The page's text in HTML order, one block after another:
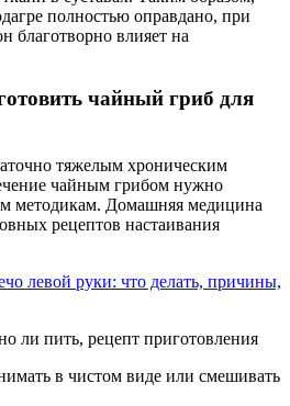
полностью оправдано, при
благотворно влияет на
чайный гриб для
тяжелым хроническим
чайным грибом нужно
методикам. Домашняя медицина
рецептов настаивания
левой руки: что делать, причины,
в чистом виде или смешивать